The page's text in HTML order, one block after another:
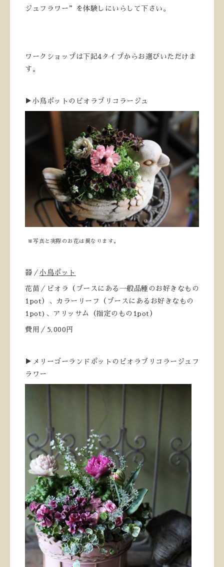
ジュフラワー”を体験しにいらして下さい。
ワークショップは下記4タイプからお選びいただけま
す。
▶小鳥ポットのビオラブリコラージュ
※写真と実際のお花は異なります。
器／ 小鳥ポット
花苗／ビオラ（ブースにある一般品種のお好きなもの
1pot）、カラーリーフ（ブースにあるお好きなもの
1pot)、アリッサム（指定のもの1pot）
費用／5,000円
▶メリーゴーランドポットのビオラブリコラージュフ
ラワー